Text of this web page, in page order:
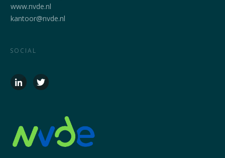
www.nvde.nl
kantoor@nvde.nl
SOCIAL